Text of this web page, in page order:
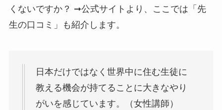
くないですか？ ➞公式サイトより、ここでは「先
生の口コミ」も紹介します。
日本だけではなく世界中に住む生徒に
教える機会が持てることに大きなやり
がいを感じています。（女性講師）